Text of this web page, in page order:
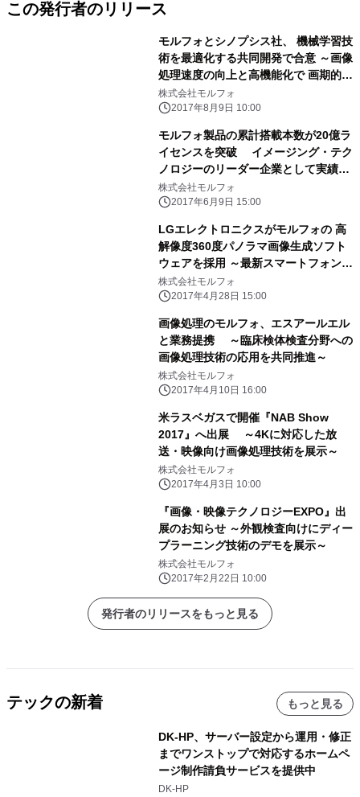
この発行者のリリース
モルフォとシノプシス社、 機械学習技
術を最適化する共同開発で合意 ～画像
処理速度の向上と高機能化で 画期的な
ソリューションを展開～
株式会社モルフォ
2017年8月9日 10:00
モルフォ製品の累計搭載本数が20億ラ
イセンスを突破 イメージング・テク
ノロジーのリーダー企業として実績を
拡大
株式会社モルフォ
2017年6月9日 15:00
LGエレクトロニクスがモルフォの 高
解像度360度パノラマ画像生成ソフト
ウェアを採用 ～最新スマートフォン
「LG G6」に 『Morpho Panorama
Giga Pixel(TM)』を搭載～
株式会社モルフォ
2017年4月28日 15:00
画像処理のモルフォ、エスアールエル
と業務提携 ～臨床検体検査分野への
画像処理技術の応用を共同推進～
株式会社モルフォ
2017年4月10日 16:00
米ラスベガスで開催『NAB Show
2017』へ出展 ～4Kに対応した放
送・映像向け画像処理技術を展示～
株式会社モルフォ
2017年4月3日 10:00
『画像・映像テクノロジーEXPO』出
展のお知らせ ～外観検査向けにディー
プラーニング技術のデモを展示～
株式会社モルフォ
2017年2月22日 10:00
発行者のリリースをもっと見る
テックの新着 もっと見る
DK-HP、サーバー設定から運用・修正
までワンストップで対応するホームペ
ージ制作請負サービスを提供中
DK-HP